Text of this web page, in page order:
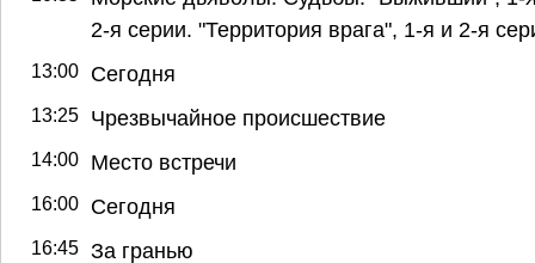
2-я серии. "Территория врага", 1-я и 2-я
13:00 Сегодня
13:25 Чрезвычайное происшествие
14:00 Место встречи
16:00 Сегодня
16:45 За гранью